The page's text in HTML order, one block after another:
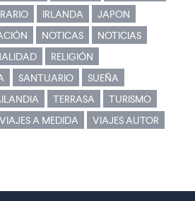
IRLANDA
JAPON
NOTICAS
NOTICIAS
RELIGIÓN
SANTUARIO
SUEÑA
TERRASA
TURISMO
VIAJES A MEDIDA
VIAJES AUTOR